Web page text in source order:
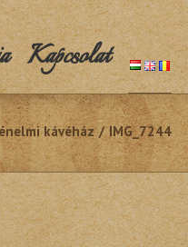
Kapcsolat
kávéház / IMG_7244